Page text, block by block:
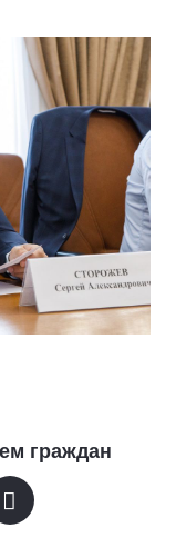
граждан